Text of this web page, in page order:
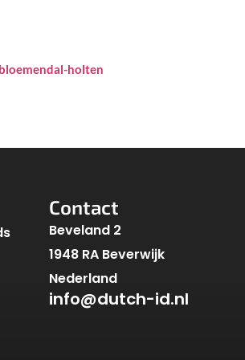
holten
Contact
Beveland 2
1948 RA Beverwijk
Nederland
info@dutch-id.nl